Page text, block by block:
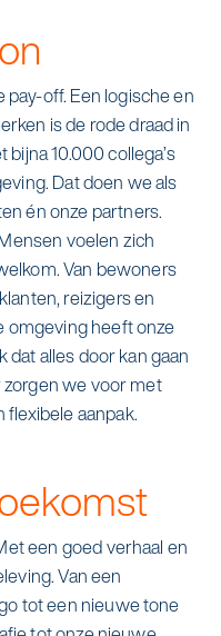
off. Een logische en
is de rode draad in
10.000 collega’s
Dat doen we als
én onze partners.
voelen zich
Van bewoners
reizigers en
omgeving heeft onze
dat alles door kan gaan
we voor met
aanpak.
een goed verhaal en
Van een
tot een nieuwe tone